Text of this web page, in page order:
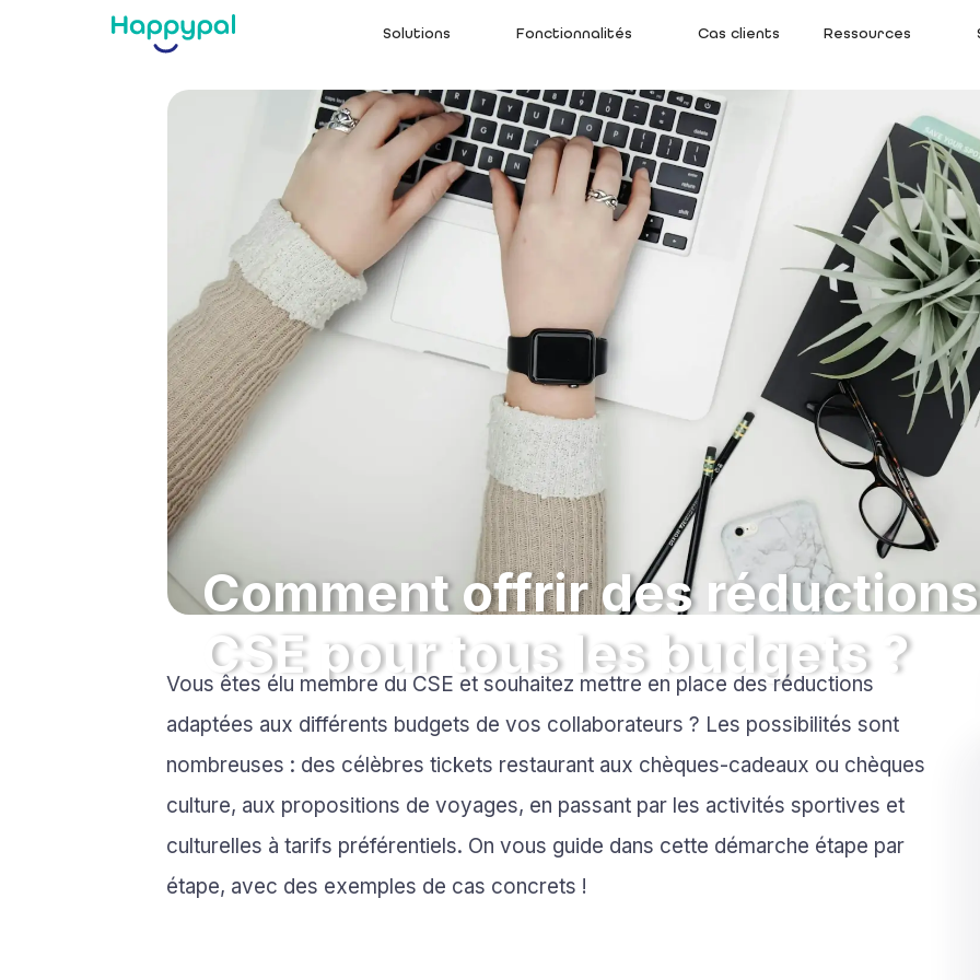
Solutions Fonctionnalités Cas clients Ressources
Comment offrir des réductions
CSE pour tous les budgets ?
Vous êtes élu membre du CSE et souhaitez mettre en place des réductions
adaptées aux différents budgets de vos collaborateurs ? Les possibilités sont
nombreuses : des célèbres tickets restaurant aux chèques-cadeaux ou chèques
culture, aux propositions de voyages, en passant par les activités sportives et
culturelles à tarifs préférentiels. On vous guide dans cette démarche étape par
étape, avec des exemples de cas concrets !